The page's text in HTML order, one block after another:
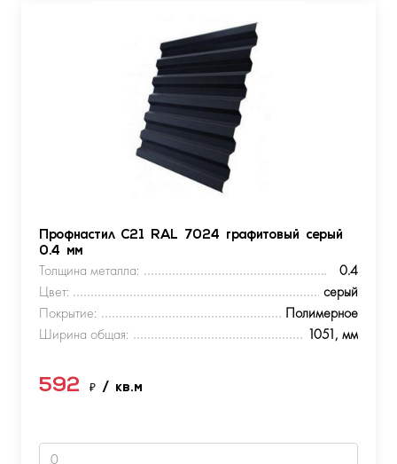
Профнастил С21 RAL 7024 графитовый серый
0.4 мм
Толщина металла:
0.4
Цвет:
серый
Покрытие:
Полимерное
Ширина общая:
1051, мм
592 ₽ / кв.м